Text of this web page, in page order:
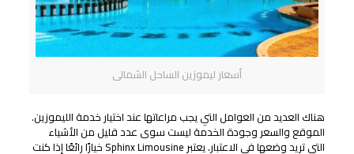
أسعار ليموزين الساحل الشمالى
هناك العديد من العوامل التي يجب مراعاتها عند اختيار خدمة الليموزين.
الموقع والسعر وجودة الخدمة ليست سوى عدد قليل من الأشياء
التي تريد وضعها في الاعتبار. يعتبر Sphinx Limousine خيارًا رائعًا إذا كنت